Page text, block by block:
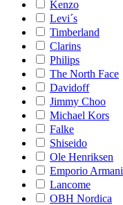
Kenzo
Levi´s
Timberland
Clarins
Philips
The North Face
Davidoff
Jimmy Choo
Michael Kors
Falke
Shiseido
Ole Henriksen
Emporio Armani
Lancome
OBH Nordica